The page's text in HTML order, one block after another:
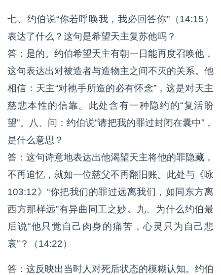
七、约伯说“你若呼唤我，我必回答你”（14:15）
表达了什么？这句是希望天主复苏他吗？
答：是的。约伯希望天主有朝一日能再度召唤他，
这句表达出对被造者与造物主之间不灭的关系。他
相信：天主“对祂手所造的必有怀念”，这是对天主
慈悲本性的信靠。此处含有一种隐约的“复活盼
望”。八、问：约伯说“请把我的罪过封闭在囊中”，
是什么意思？
答：这句诗意地表达出他渴望天主将他的罪隐藏，
不再追忆，就如一位慈父不再翻旧账。此处与《咏
103:12》“你把我们的罪过远离我们，如同东方离
西方那样远”有异曲同工之妙。九、为什么约伯最
后说“他只觉自己肉身的痛苦，心灵只为自己悲
哀”？（14:22）
答：这反映出当时人对死后状态的模糊认知。约伯